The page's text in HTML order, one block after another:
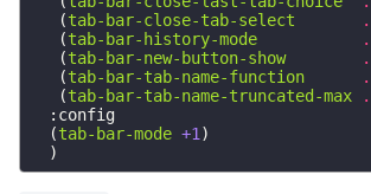
(tab-bar-close-tab-select .
(tab-bar-history-mode .
(tab-bar-new-button-show .
(tab-bar-tab-name-function .
(tab-bar-tab-name-truncated-max .
:config
(tab-bar-mode +1 )
)